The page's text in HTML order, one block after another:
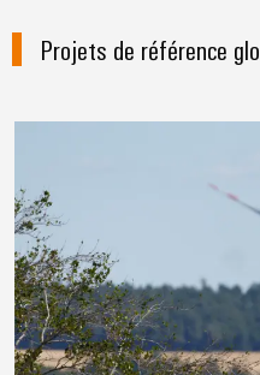
Projets de référence